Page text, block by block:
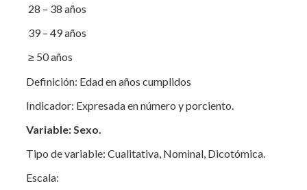
28 – 38 años
39 – 49 años
≥ 50 años
Definición: Edad en años cumplidos
Indicador: Expresada en número y porciento.
Variable: Sexo.
Tipo de variable: Cualitativa, Nominal, Dicotómica.
Escala: